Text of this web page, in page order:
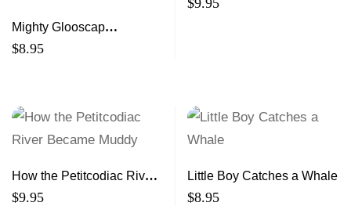
Mighty Glooscap
Transforms Animals and
$8.95
$9.95
How the Petitcodiac River
Became Muddy
$9.95
Little Boy Catches a Whale
$8.95